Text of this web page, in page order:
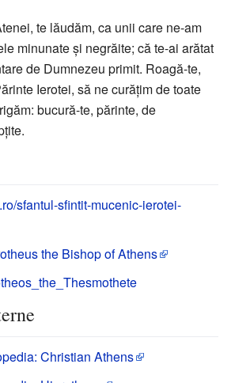
te lăudăm, ca unii care ne-am
minunate și negrăite; că te-ai arătat
de Dumnezeu primit. Roagă-te,
Ierotei, să ne curățim de toate
bucură-te, părinte, de
sfantul-sfintit-mucenic-ierotei-
the Bishop of Athens
Christian Athens